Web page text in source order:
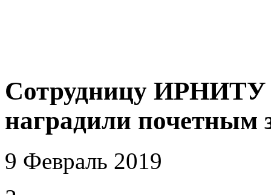
Сотрудницу ИРНИТУ
наградили почетным
9 Февраль 2019